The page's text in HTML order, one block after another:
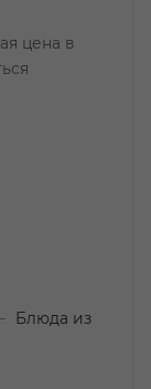
цена в
Блюда из